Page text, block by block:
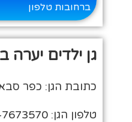
ברחובות טלפון
גן ילדים יערה
כתובת הגן: כפר סבא
טלפון הגן: 09-7673570